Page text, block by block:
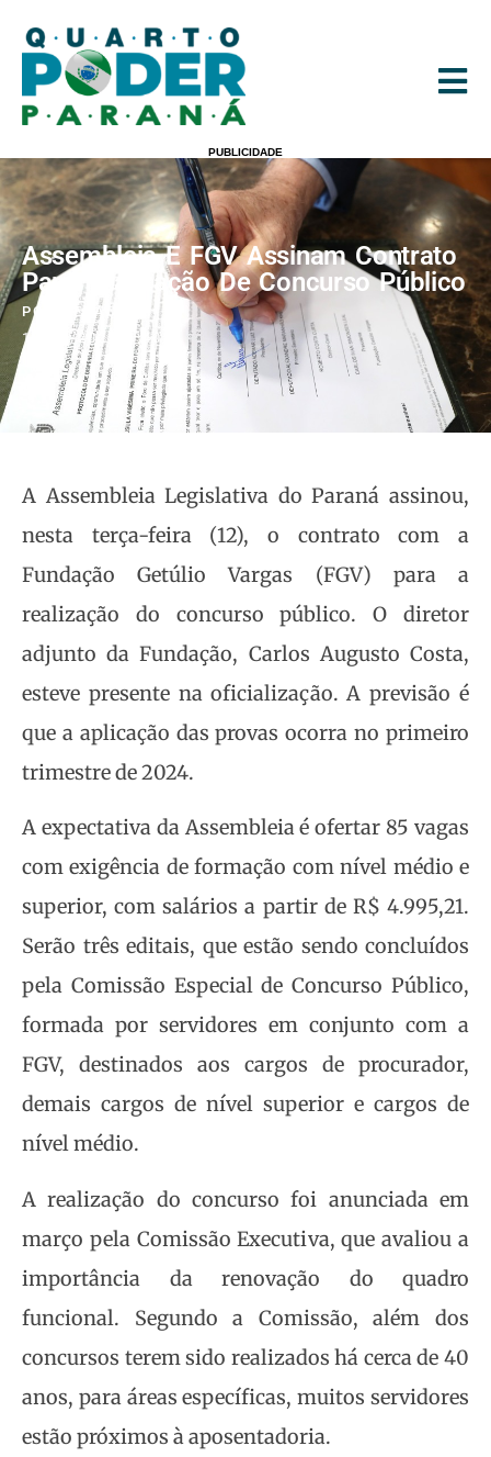
PUBLICIDADE
Assembleia E FGV Assinam Contrato
Para Realização De Concurso Público
POR
REDAÇÃO
15/12/2023
11:40
A Assembleia Legislativa do Paraná assinou,
nesta terça-feira (12), o contrato com a
Fundação Getúlio Vargas (FGV) para a
realização do concurso público. O diretor
adjunto da Fundação, Carlos Augusto Costa,
esteve presente na oficialização. A previsão é
que a aplicação das provas ocorra no primeiro
trimestre de 2024.
A expectativa da Assembleia é ofertar 85 vagas
com exigência de formação com nível médio e
superior, com salários a partir de R$ 4.995,21.
Serão três editais, que estão sendo concluídos
pela Comissão Especial de Concurso Público,
formada por servidores em conjunto com a
FGV, destinados aos cargos de procurador,
demais cargos de nível superior e cargos de
nível médio.
A realização do concurso foi anunciada em
março pela Comissão Executiva, que avaliou a
importância da renovação do quadro
funcional. Segundo a Comissão, além dos
concursos terem sido realizados há cerca de 40
anos, para áreas específicas, muitos servidores
estão próximos à aposentadoria.